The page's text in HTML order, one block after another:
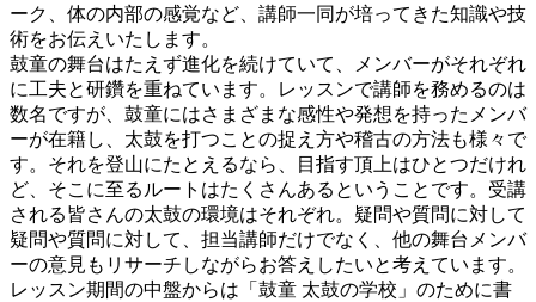
ーク、体の内部の感覚など、講師一同が培ってきた知識や技
術をお伝えいたします。
鼓童の舞台はたえず進化を続けていて、メンバーがそれぞれ
に工夫と研鑽を重ねています。レッスンで講師を務めるのは
数名ですが、鼓童にはさまざまな感性や発想を持ったメンバ
ーが在籍し、太鼓を打つことの捉え方や稽古の方法も様々で
す。それを登山にたとえるなら、目指す頂上はひとつだけれ
ど、そこに至るルートはたくさんあるということです。受講
される皆さんの太鼓の環境はそれぞれ。疑問や質問に対して
疑問や質問に対して、担当講師だけでなく、他の舞台メンバ
ーの意見もリサーチしながらお答えしたいと考えています。
レッスン期間の中盤からは「鼓童 太鼓の学校」のために書